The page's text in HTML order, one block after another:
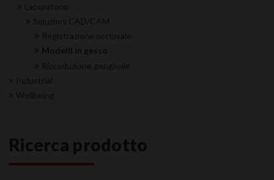
Laboratorio
Soluzioni CAD/CAM
Registrazione occlusale
Modelli in gesso
Riproduzione gengivale
Industrial
Wellbeing
Ricerca prodotto